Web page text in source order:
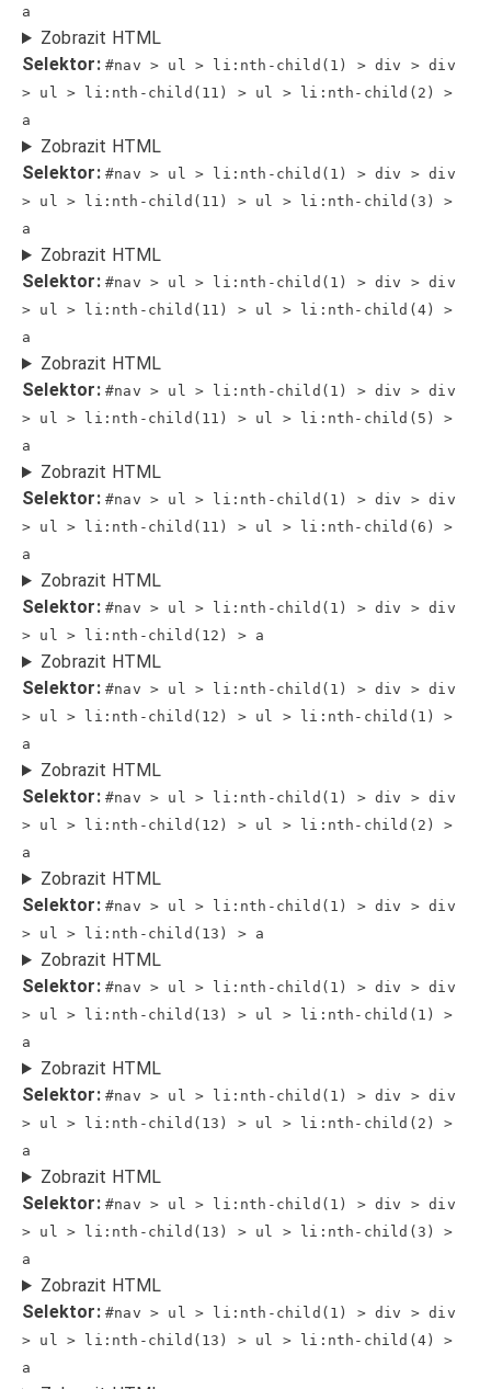
a
Zobrazit HTML
Selektor: #nav > ul > li:nth-child(1) > div > div
> ul > li:nth-child(11) > ul > li:nth-child(2) >
a
Zobrazit HTML
Selektor: #nav > ul > li:nth-child(1) > div > div
> ul > li:nth-child(11) > ul > li:nth-child(3) >
a
Zobrazit HTML
Selektor: #nav > ul > li:nth-child(1) > div > div
> ul > li:nth-child(11) > ul > li:nth-child(4) >
a
Zobrazit HTML
Selektor: #nav > ul > li:nth-child(1) > div > div
> ul > li:nth-child(11) > ul > li:nth-child(5) >
a
Zobrazit HTML
Selektor: #nav > ul > li:nth-child(1) > div > div
> ul > li:nth-child(11) > ul > li:nth-child(6) >
a
Zobrazit HTML
Selektor: #nav > ul > li:nth-child(1) > div > div
> ul > li:nth-child(12) > a
Zobrazit HTML
Selektor: #nav > ul > li:nth-child(1) > div > div
> ul > li:nth-child(12) > ul > li:nth-child(1) >
a
Zobrazit HTML
Selektor: #nav > ul > li:nth-child(1) > div > div
> ul > li:nth-child(12) > ul > li:nth-child(2) >
a
Zobrazit HTML
Selektor: #nav > ul > li:nth-child(1) > div > div
> ul > li:nth-child(13) > a
Zobrazit HTML
Selektor: #nav > ul > li:nth-child(1) > div > div
> ul > li:nth-child(13) > ul > li:nth-child(1) >
a
Zobrazit HTML
Selektor: #nav > ul > li:nth-child(1) > div > div
> ul > li:nth-child(13) > ul > li:nth-child(2) >
a
Zobrazit HTML
Selektor: #nav > ul > li:nth-child(1) > div > div
> ul > li:nth-child(13) > ul > li:nth-child(3) >
a
Zobrazit HTML
Selektor: #nav > ul > li:nth-child(1) > div > div
> ul > li:nth-child(13) > ul > li:nth-child(4) >
a